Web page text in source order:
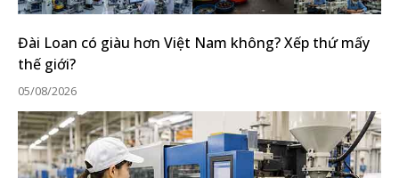
Đài Loan có giàu hơn Việt Nam không? Xếp thứ mấy
thế giới?
05/08/2026